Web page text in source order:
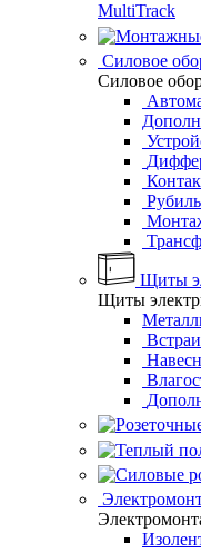
MultiTrack
Силовое
Силовое
Щиты
Щиты